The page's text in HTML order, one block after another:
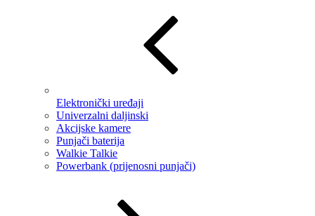
Elektronički uređaji
Univerzalni daljinski
Akcijske kamere
Punjači baterija
Walkie Talkie
Powerbank (prijenosni punjači)